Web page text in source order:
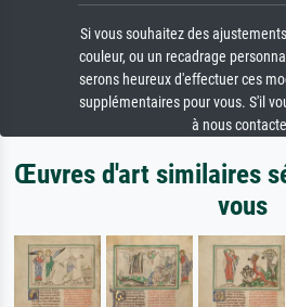
Si vous souhaitez des
couleur, ou un recadrage
serons heureux d'effectuer ces
supplémentaires pour vous. S'il
à nous
Œuvres d'art similaires
vous